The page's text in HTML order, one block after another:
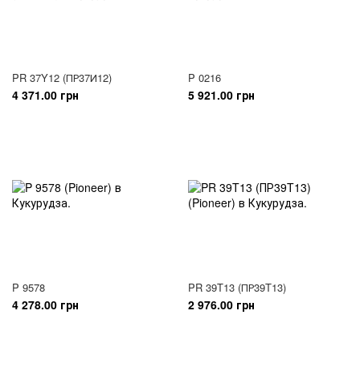
PR 37Y12 (ПР37И12)
4 371.00 грн
P 0216
5 921.00 грн
P 9578
4 278.00 грн
PR 39T13 (ПР39T13)
2 976.00 грн